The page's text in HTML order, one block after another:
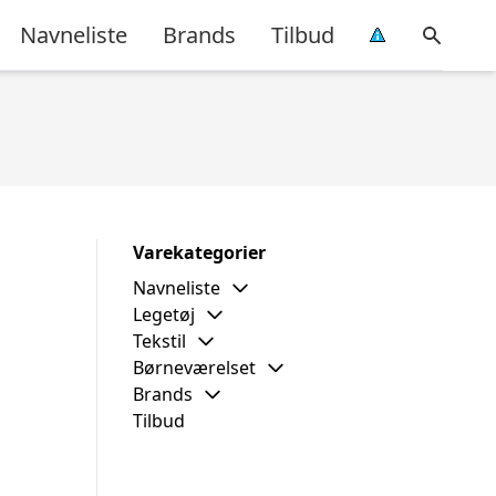
Navneliste Brands Tilbud
Varekategorier
Navneliste
Legetøj
Tekstil
Børneværelset
Brands
Tilbud